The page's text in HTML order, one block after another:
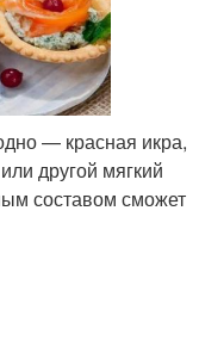
— красная икра,
другой мягкий
составом сможет